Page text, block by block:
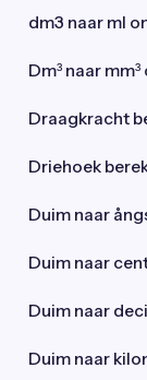
dm3 naar ml
Dm³ naar
Draagkracht
Driehoek
Duim naar
Duim naar
Duim naar
Duim naar